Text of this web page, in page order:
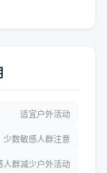
适宜户外活动
少数敏感人群注意
人群减少户外活动